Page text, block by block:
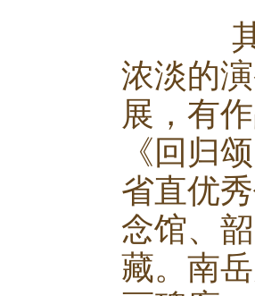
其数
浓淡的
展，有
《回归
省直优
念馆、
藏。南